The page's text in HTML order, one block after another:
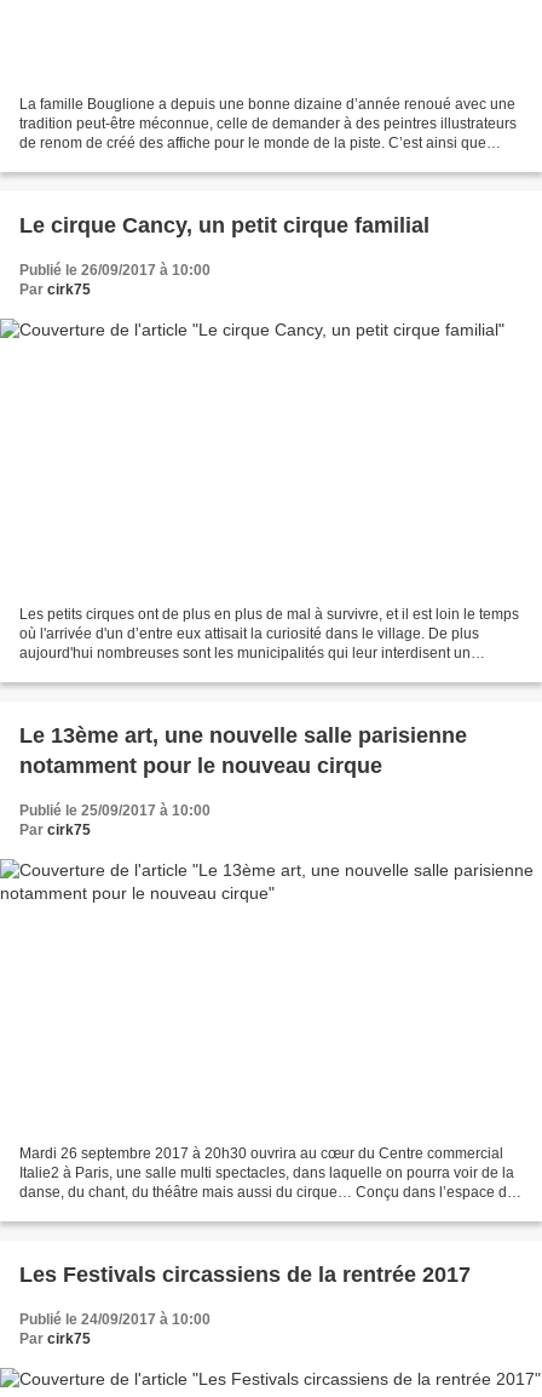
La famille Bouglione a depuis une bonne dizaine d’année renoué avec une
tradition peut-être méconnue, celle de demander à des peintres illustrateurs
de renom de créé des affiche pour le monde de la piste. C’est ainsi que
Le cirque Cancy, un petit cirque familial
Publié le 26/09/2017 à 10:00
Par cirk75
Les petits cirques ont de plus en plus de mal à survivre, et il est loin le temps
où l'arrivée d'un d’entre eux attisait la curiosité dans le village. De plus
aujourd'hui nombreuses sont les municipalités qui leur interdisent un
Le 13ème art, une nouvelle salle parisienne
notamment pour le nouveau cirque
Publié le 25/09/2017 à 10:00
Par cirk75
Mardi 26 septembre 2017 à 20h30 ouvrira au cœur du Centre commercial
Italie2 à Paris, une salle multi spectacles, dans laquelle on pourra voir de la
danse, du chant, du théâtre mais aussi du cirque… Conçu dans l’espace de
Les Festivals circassiens de la rentrée 2017
Publié le 24/09/2017 à 10:00
Par cirk75